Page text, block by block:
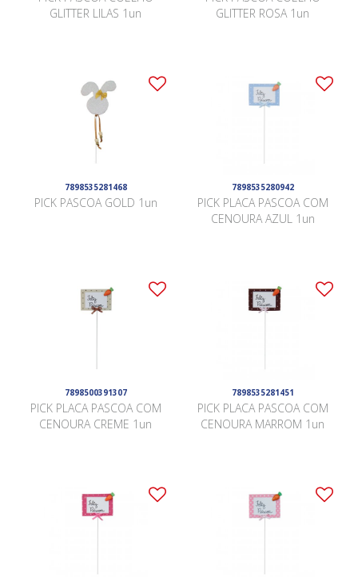
GLITTER LILAS 1un
GLITTER ROSA 1un
7898535281468
PICK PASCOA GOLD 1un
7898535280942
PICK PLACA PASCOA COM
CENOURA AZUL 1un
7898500391307
PICK PLACA PASCOA COM
CENOURA CREME 1un
7898535281451
PICK PLACA PASCOA COM
CENOURA MARROM 1un